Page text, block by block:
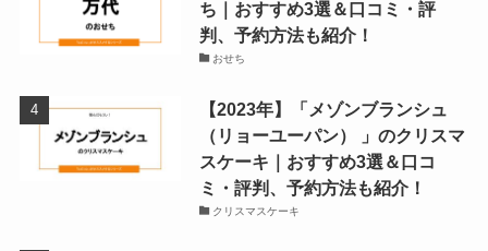
ち｜おすすめ3選＆口コミ・評
判、予約方法も紹介！
おせち
【2023年】「メゾンブランシュ
（リョーユーパン） 」のクリスマ
スケーキ｜おすすめ3選＆口コ
ミ・評判、予約方法も紹介！
クリスマスケーキ